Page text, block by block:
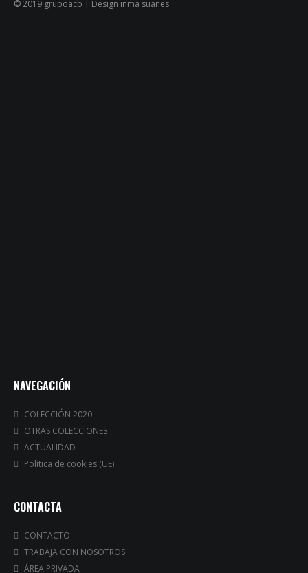
© 2019 grupoacb | Design inma suanes
NAVEGACIÓN
COLECCIÓN 2020
OTRAS COLECCIONES
ACTUALIDAD
Política de cookies (UE)
CONTACTA
CONTACTO
TRABAJA CON NOSOTROS
ÁREA PRIVADA